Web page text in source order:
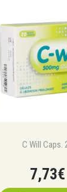
C Will Caps.
7,73€